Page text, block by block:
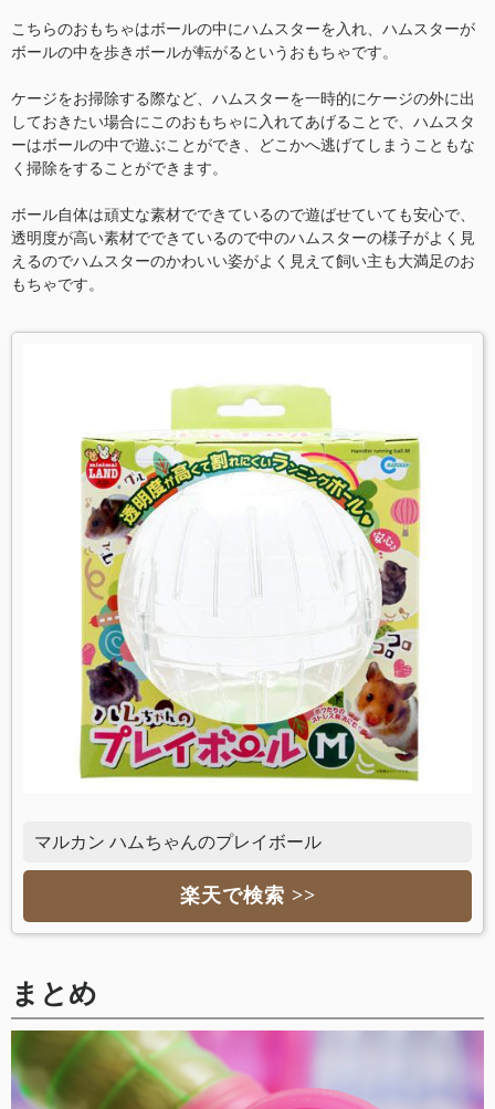
こちらのおもちゃはボールの中にハムスターを入れ、ハムスターが
ボールの中を歩きボールが転がるというおもちゃです。
ケージをお掃除する際など、ハムスターを一時的にケージの外に出
しておきたい場合にこのおもちゃに入れてあげることで、ハムスタ
ーはボールの中で遊ぶことができ、どこかへ逃げてしまうこともな
く掃除をすることができます。
ボール自体は頑丈な素材でできているので遊ばせていても安心で、
透明度が高い素材でできているので中のハムスターの様子がよく見
えるのでハムスターのかわいい姿がよく見えて飼い主も大満足のお
もちゃです。
マルカン ハムちゃんのプレイボール
楽天で検索 >>
まとめ